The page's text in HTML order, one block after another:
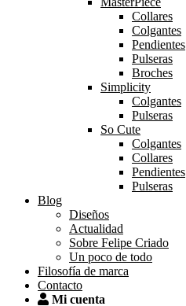
Collares
Colgantes
Pendientes
Pulseras
Broches
Simplicity
Colgantes
Pulseras
So Cute
Colgantes
Collares
Pendientes
Pulseras
Blog
Diseños
Actualidad
Sobre Felipe Criado
Un poco de todo
Filosofía de marca
Contacto
Mi cuenta